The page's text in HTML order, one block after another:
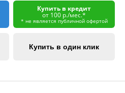
Купить в кредит
от 100 р./мес.*
* не является публичной офертой
Купить в один клик